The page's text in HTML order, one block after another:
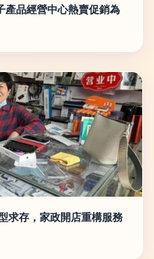
品經營中心熱賣促銷為
求存，家政開店重構服務